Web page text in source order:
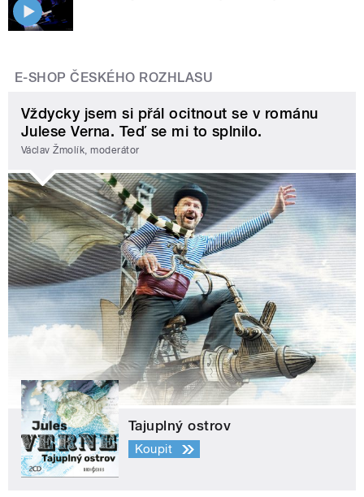
E-SHOP ČESKÉHO ROZHLASU
Vždycky jsem si přál ocitnout se v románu
Julese Verna. Teď se mi to splnilo.
Václav Žmolík, moderátor
Tajuplný ostrov
Koupit